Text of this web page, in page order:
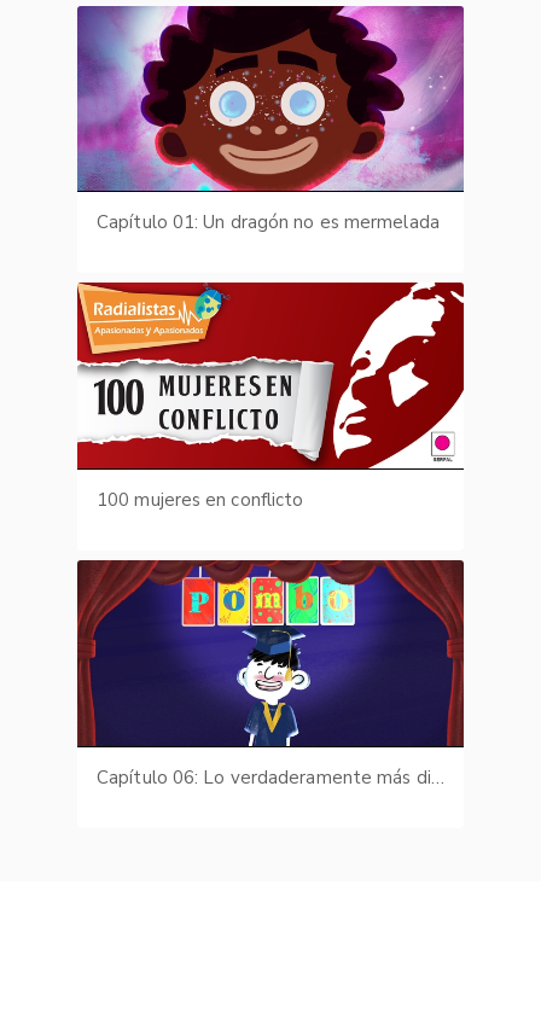
Capítulo 01: Un dragón no es mermelada
100 mujeres en conflicto
Capítulo 06: Lo verdaderamente más difícil